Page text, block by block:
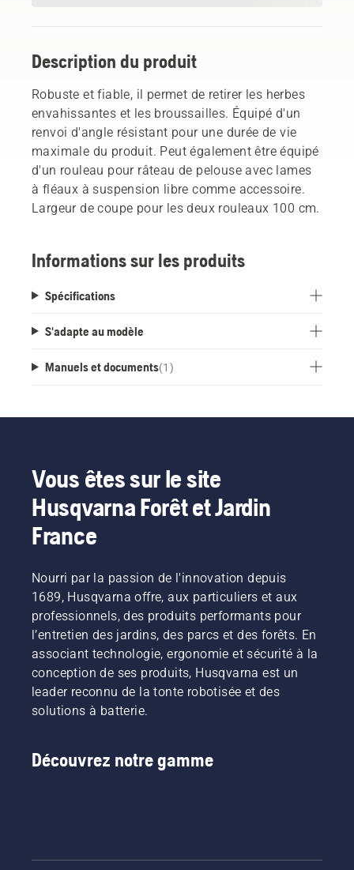
Description du produit
Robuste et fiable, il permet de retirer les herbes
envahissantes et les broussailles. Équipé d'un
renvoi d'angle résistant pour une durée de vie
maximale du produit. Peut également être équipé
d'un rouleau pour râteau de pelouse avec lames
à fléaux à suspension libre comme accessoire.
Largeur de coupe pour les deux rouleaux 100 cm.
Informations sur les produits
Spécifications
S'adapte au modèle
Manuels et documents(1 )
Vous êtes sur le site
Husqvarna Forêt et Jardin
France
Nourri par la passion de l'innovation depuis
1689, Husqvarna offre, aux particuliers et aux
professionnels, des produits performants pour
l’entretien des jardins, des parcs et des forêts. En
associant technologie, ergonomie et sécurité à la
conception de ses produits, Husqvarna est un
leader reconnu de la tonte robotisée et des
solutions à batterie.
Découvrez notre gamme